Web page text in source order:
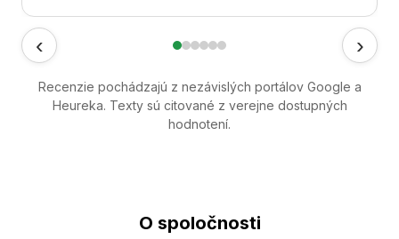
‹ ›
Recenzie pochádzajú z nezávislých portálov Google a
Heureka. Texty sú citované z verejne dostupných
hodnotení.
O spoločnosti